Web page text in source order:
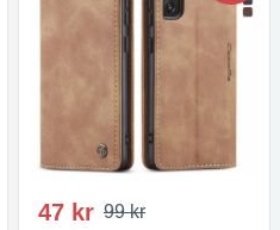
47 kr 99 kr